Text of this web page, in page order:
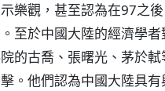
樂觀，甚至認為在97之
至於中國大陸的經濟學
的古喬、張曙光、茅於軾
。他們認為中國大陸具